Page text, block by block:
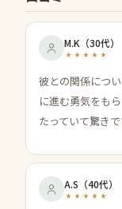
M.K （30代）
彼との関係につ
に進む勇気をも
たっていて驚きで
A.S （40代）